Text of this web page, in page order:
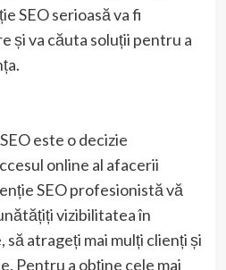
SEO serioasă va fi
și va căuta soluții pentru a
este o decizie
online al afacerii
SEO profesionistă vă
vizibilitatea în
atrageți mai mulți clienți și
Pentru a obține cele mai